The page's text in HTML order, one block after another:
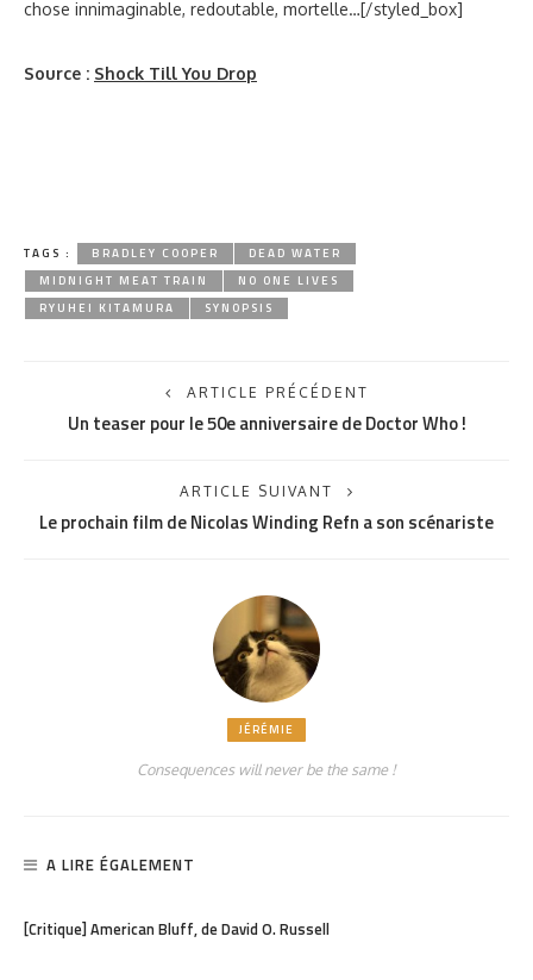
chose innimaginable, redoutable, mortelle…[/styled_box]
Source : Shock Till You Drop
TAGS : BRADLEY COOPER
DEAD WATER
MIDNIGHT MEAT TRAIN
NO ONE LIVES
RYUHEI KITAMURA
SYNOPSIS
ARTICLE PRÉCÉDENT
Un teaser pour le 50e anniversaire de Doctor Who !
ARTICLE SUIVANT
Le prochain film de Nicolas Winding Refn a son scénariste
JÉRÉMIE
Consequences will never be the same !
A LIRE ÉGALEMENT
[Critique] American Bluff, de David O. Russell